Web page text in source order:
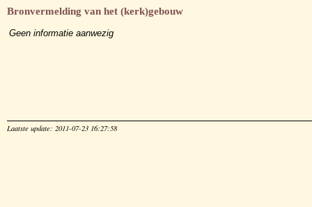
Bronvermelding van het (kerk)gebouw
Geen informatie aanwezig
Laatste update: 2011-07-23 16:27:58